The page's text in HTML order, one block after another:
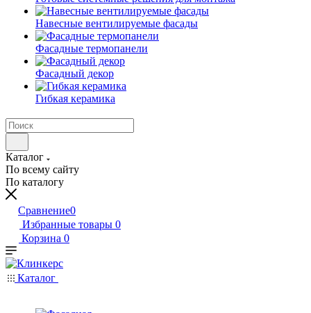
Навесные вентилируемые фасады
Фасадные термопанели
Фасадный декор
Гибкая керамика
Каталог
По всему сайту
По каталогу
Сравнение0
Избранные товары 0
Корзина 0
Каталог